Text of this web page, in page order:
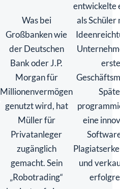
Was bei
Großbanken wie
der Deutschen
Bank oder J.P.
Morgan für
Millionenvermögen
genutzt wird, hat
Müller für
Privatanleger
zugänglich
gemacht. Sein
„Robotrading“
entwickelte
als Schüler
erste
eine
und